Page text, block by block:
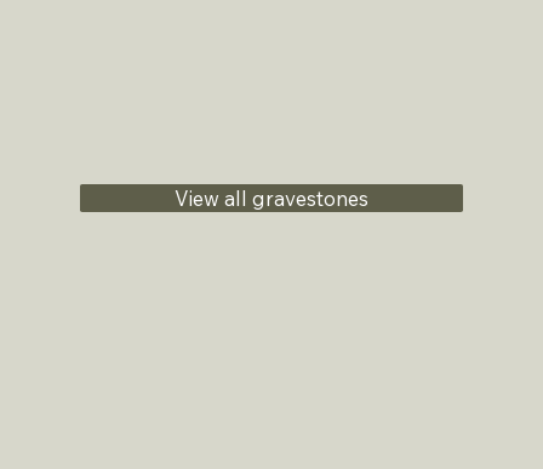
View all gravestones